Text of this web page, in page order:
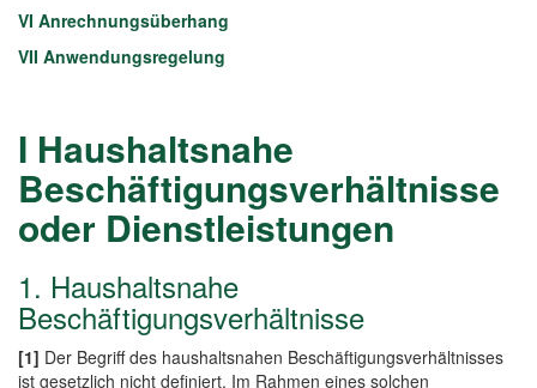
VI Anrechnungsüberhang
VII Anwendungsregelung
I Haushaltsnahe
Beschäftigungsverhältnisse
oder Dienstleistungen
1. Haushaltsnahe
Beschäftigungsverhältnisse
[1] Der Begriff des haushaltsnahen Beschäftigungsverhältnisses
ist gesetzlich nicht definiert. Im Rahmen eines solchen